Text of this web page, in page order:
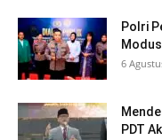
Polri
6
PDT